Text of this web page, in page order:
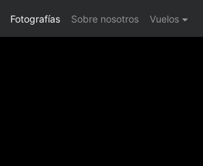
Fotografías Sobre nosotros Vuelos